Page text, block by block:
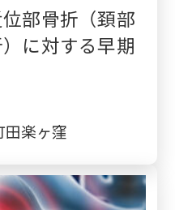
部骨折（頚部
に対する早期
田楽ヶ窪